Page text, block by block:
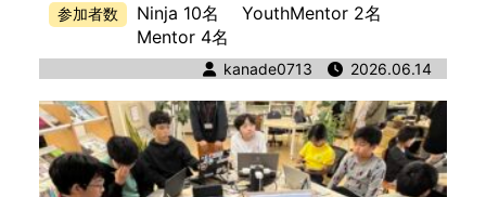
参加者数 Ninja 10名
YouthMentor 2名
Mentor 4名
著者
kanade0713 公開日時
2026.06.14